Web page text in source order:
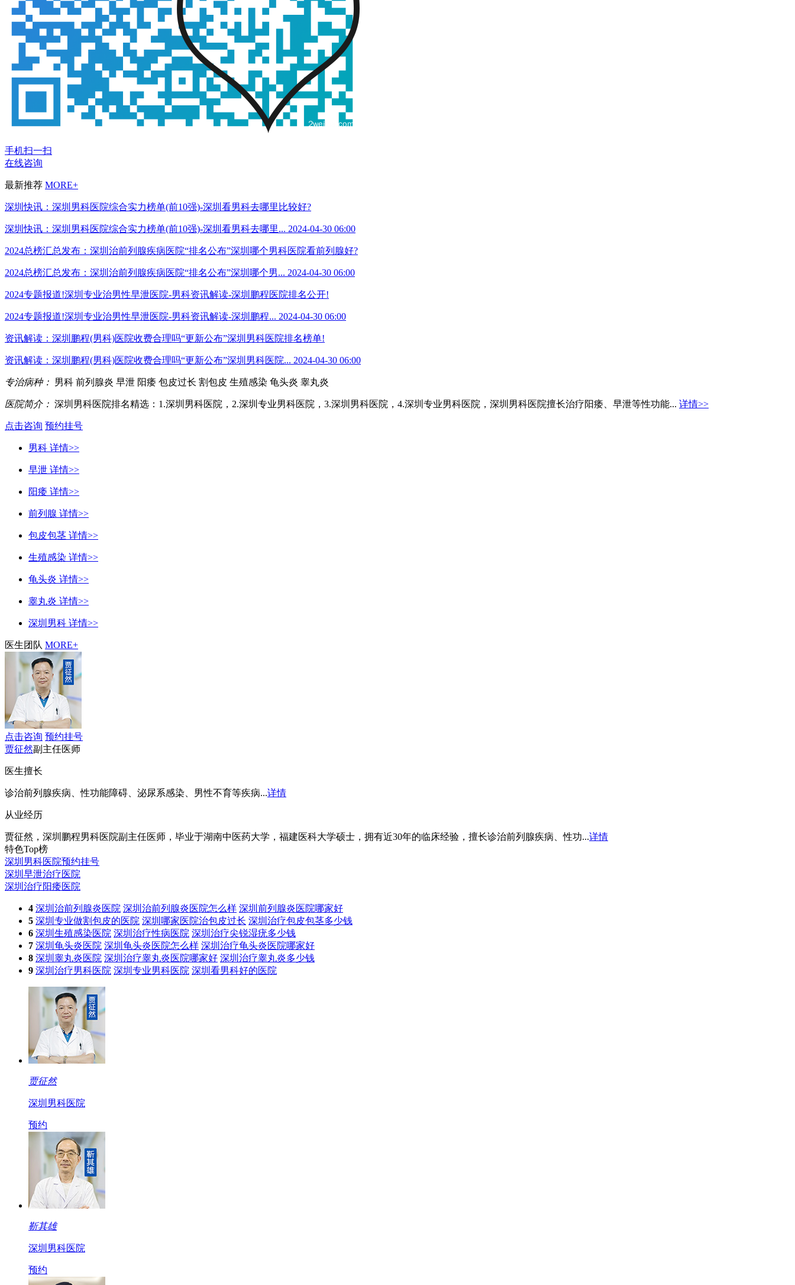
手机扫一扫
在线咨询
最新推荐 MORE+
深圳快讯：深圳男科医院综合实力榜单(前10强)-深圳看男科去哪里比较好?
深圳快讯：深圳男科医院综合实力榜单(前10强)-深圳看男科去哪里... 2024-04-30 06:00
2024总榜汇总发布：深圳治前列腺疾病医院“排名公布”深圳哪个男科医院看前列腺好?
2024总榜汇总发布：深圳治前列腺疾病医院“排名公布”深圳哪个男... 2024-04-30 06:00
2024专题报道!深圳专业治男性早泄医院-男科资讯解读-深圳鹏程医院排名公开!
2024专题报道!深圳专业治男性早泄医院-男科资讯解读-深圳鹏程... 2024-04-30 06:00
资讯解读：深圳鹏程(男科)医院收费合理吗“更新公布”深圳男科医院排名榜单!
资讯解读：深圳鹏程(男科)医院收费合理吗“更新公布”深圳男科医院... 2024-04-30 06:00
专治病种： 男科 前列腺炎 早泄 阳痿 包皮过长 割包皮 生殖感染 龟头炎 睾丸炎
医院简介： 深圳男科医院排名精选：1.深圳男科医院，2.深圳专业男科医院，3.深圳男科医院，4.深圳专业男科医院，深圳男科医院擅长治疗阳痿、早泄等性功能... 详情>>
点击咨询 预约挂号
男科 详情>>
早泄 详情>>
阳痿 详情>>
前列腺 详情>>
包皮包茎 详情>>
生殖感染 详情>>
龟头炎 详情>>
睾丸炎 详情>>
深圳男科 详情>>
医生团队 MORE+
点击咨询 预约挂号
贾征然副主任医师
医生擅长
诊治前列腺疾病、性功能障碍、泌尿系感染、男性不育等疾病...详情
从业经历
贾征然，深圳鹏程男科医院副主任医师，毕业于湖南中医药大学，福建医科大学硕士，拥有近30年的临床经验，擅长诊治前列腺疾病、性功...详情
特色Top榜
深圳男科医院预约挂号
深圳早泄治疗医院
深圳治疗阳痿医院
4 深圳治前列腺炎医院 深圳治前列腺炎医院怎么样 深圳前列腺炎医院哪家好
5 深圳专业做割包皮的医院 深圳哪家医院治包皮过长 深圳治疗包皮包茎多少钱
6 深圳生殖感染医院 深圳治疗性病医院 深圳治疗尖锐湿疣多少钱
7 深圳龟头炎医院 深圳龟头炎医院怎么样 深圳治疗龟头炎医院哪家好
8 深圳睾丸炎医院 深圳治疗睾丸炎医院哪家好 深圳治疗睾丸炎多少钱
9 深圳治疗男科医院 深圳专业男科医院 深圳看男科好的医院
贾征然
深圳男科医院
预约
靳其雄
深圳男科医院
预约